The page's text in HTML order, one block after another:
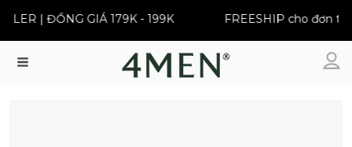
| ĐỒNG GIÁ 179K - 199K FREESHIP cho đơn từ